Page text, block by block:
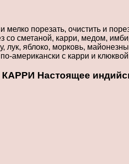
мелко порезать, очистить и
со сметаной, карри, медом,
лук, яблоко, морковь,
американски с карри и
Настоящее